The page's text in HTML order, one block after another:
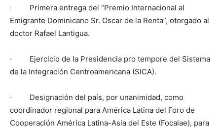
· Primera entrega del “Premio Internacional al
Emigrante Dominicano Sr. Oscar de la Renta”, otorgado al
doctor Rafael Lantigua.
· Ejercicio de la Presidencia pro tempore del Sistema
de la Integración Centroamericana (SICA).
· Designación del país, por unanimidad, como
coordinador regional para América Latina del Foro de
Cooperación América Latina-Asia del Este (Focalae), para